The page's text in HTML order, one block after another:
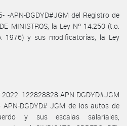
-APN-DGDYD#JGM del Registro de
MINISTROS, la Ley Nº 14.250 (t.o.
1976) y sus modificatorias, la Ley
122828828-APN-DGDYD#JGM
DGDYD# JGM de los autos de
y sus escalas salariales,